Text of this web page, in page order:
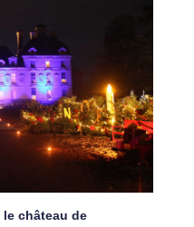
le château de